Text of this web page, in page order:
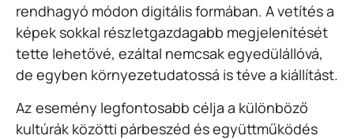
rendhagyó módon digitális formában. A vetítés a
képek sokkal részletgazdagabb megjelenítését
tette lehetővé, ezáltal nemcsak egyedülállóvá,
de egyben környezetudatossá is téve a kiállítást.
Az esemény legfontosabb célja a különböző
kultúrák közötti párbeszéd és együttműködés